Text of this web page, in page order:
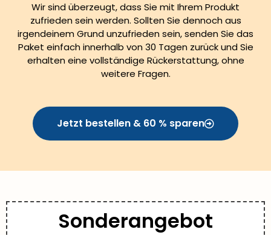
Wir sind überzeugt, dass Sie mit Ihrem Produkt
zufrieden sein werden. Sollten Sie dennoch aus
irgendeinem Grund unzufrieden sein, senden Sie das
Paket einfach innerhalb von 30 Tagen zurück und Sie
erhalten eine vollständige Rückerstattung, ohne
weitere Fragen.
Jetzt bestellen & 60 % sparen
Sonderangebot